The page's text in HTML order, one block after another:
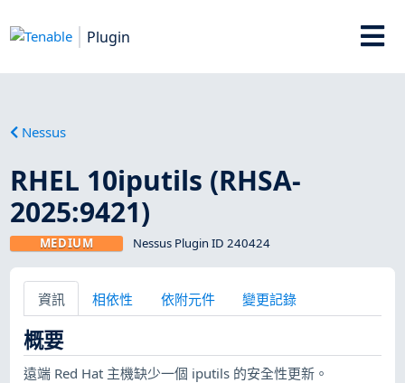
Plugin
Nessus
RHEL 10iputils (RHSA-
2025:9421)
MEDIUM Nessus Plugin ID 240424
資訊 相依性 依附元件 變更記錄
概要
遠端 Red Hat 主機缺少一個 iputils 的安全性更新。